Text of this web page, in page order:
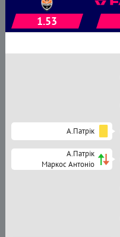
1.53
А.Патрік
А.Патрік
Маркос Антоніо